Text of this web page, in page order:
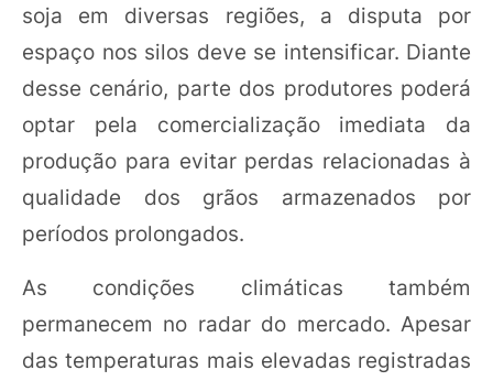
soja em diversas regiões, a disputa por
espaço nos silos deve se intensificar. Diante
desse cenário, parte dos produtores poderá
optar pela comercialização imediata da
produção para evitar perdas relacionadas à
qualidade dos grãos armazenados por
períodos prolongados.
As condições climáticas também
permanecem no radar do mercado. Apesar
das temperaturas mais elevadas registradas